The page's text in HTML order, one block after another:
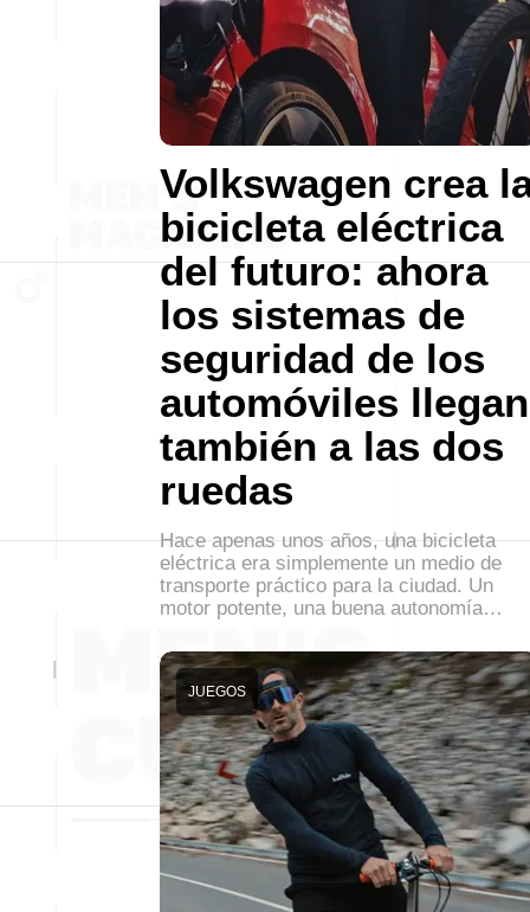
Volkswagen crea
bicicleta eléctrica
del futuro: ahora
los sistemas de
seguridad de los
automóviles llegan
también a las dos
ruedas
Hace apenas unos años, una bicicleta
eléctrica era simplemente un medio de
transporte práctico para la ciudad. Un
motor potente, una buena autonomía…
JUEGOS